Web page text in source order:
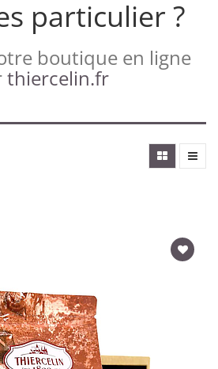
particulier ?
boutique en ligne
thiercelin.fr